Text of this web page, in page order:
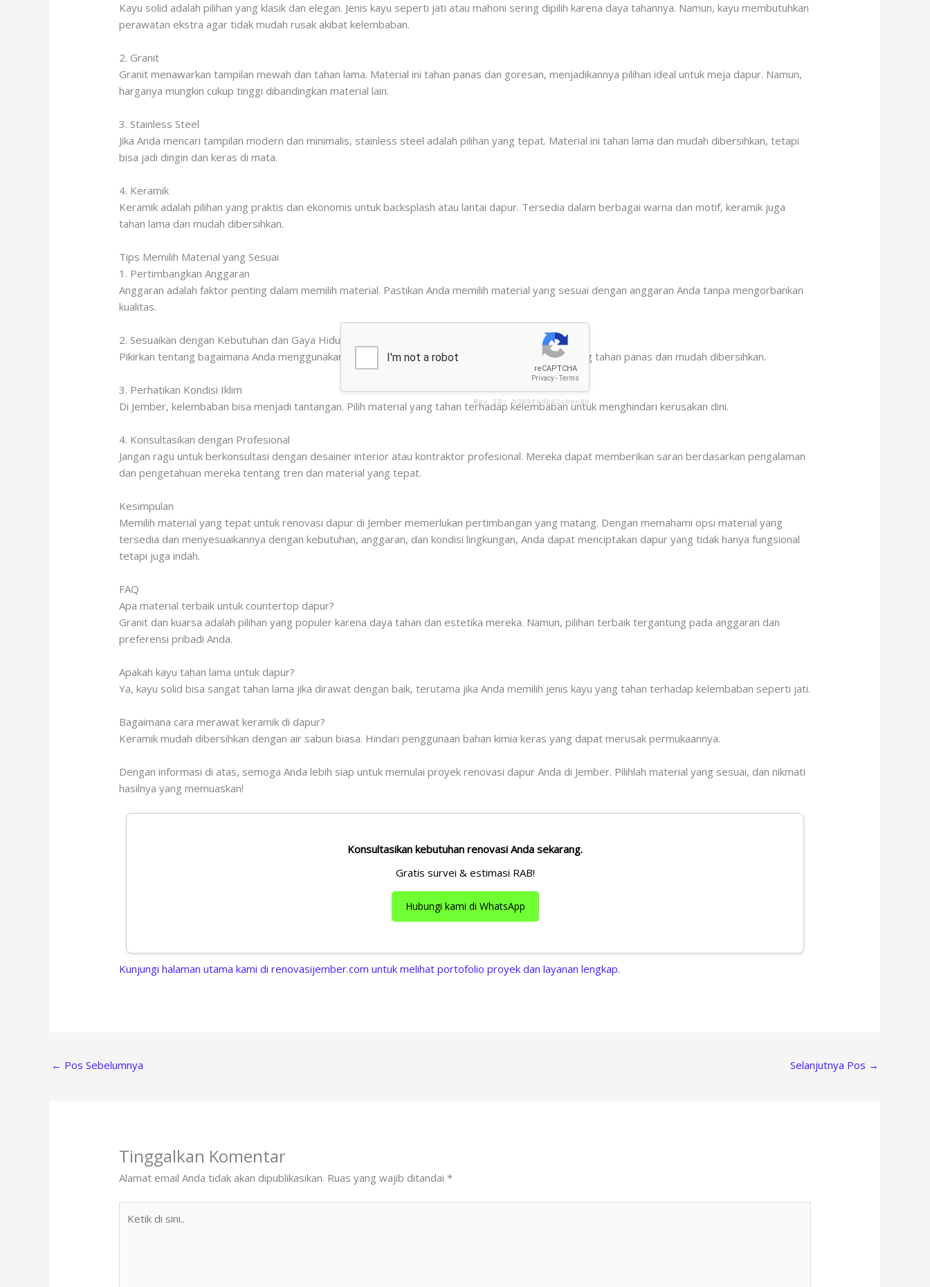
Kayu solid adalah pilihan yang klasik dan elegan. Jenis kayu seperti jati atau mahoni sering dipilih karena daya tahannya. Namun, kayu membutuhkan
perawatan ekstra agar tidak mudah rusak akibat kelembaban.
2. Granit
Granit menawarkan tampilan mewah dan tahan lama. Material ini tahan panas dan goresan, menjadikannya pilihan ideal untuk meja dapur. Namun,
harganya mungkin cukup tinggi dibandingkan material lain.
3. Stainless Steel
Jika Anda mencari tampilan modern dan minimalis, stainless steel adalah pilihan yang tepat. Material ini tahan lama dan mudah dibersihkan, tetapi
bisa jadi dingin dan keras di mata.
4. Keramik
Keramik adalah pilihan yang praktis dan ekonomis untuk backsplash atau lantai dapur. Tersedia dalam berbagai warna dan motif, keramik juga
tahan lama dan mudah dibersihkan.
Tips Memilih Material yang Sesuai
1. Pertimbangkan Anggaran
Anggaran adalah faktor penting dalam memilih material. Pastikan Anda memilih material yang sesuai dengan anggaran Anda tanpa mengorbankan
kualitas.
2. Sesuaikan dengan Kebutuhan dan Gaya Hidup
Pikirkan tentang bagaimana Anda menggunakan dapur. Jika Anda sering memasak, pilih material yang tahan panas dan mudah dibersihkan.
3. Perhatikan Kondisi Iklim
Di Jember, kelembaban bisa menjadi tantangan. Pilih material yang tahan terhadap kelembaban untuk menghindari kerusakan dini.
4. Konsultasikan dengan Profesional
Jangan ragu untuk berkonsultasi dengan desainer interior atau kontraktor profesional. Mereka dapat memberikan saran berdasarkan pengalaman
dan pengetahuan mereka tentang tren dan material yang tepat.
Kesimpulan
Memilih material yang tepat untuk renovasi dapur di Jember memerlukan pertimbangan yang matang. Dengan memahami opsi material yang
tersedia dan menyesuaikannya dengan kebutuhan, anggaran, dan kondisi lingkungan, Anda dapat menciptakan dapur yang tidak hanya fungsional
tetapi juga indah.
FAQ
Apa material terbaik untuk countertop dapur?
Granit dan kuarsa adalah pilihan yang populer karena daya tahan dan estetika mereka. Namun, pilihan terbaik tergantung pada anggaran dan
preferensi pribadi Anda.
Apakah kayu tahan lama untuk dapur?
Ya, kayu solid bisa sangat tahan lama jika dirawat dengan baik, terutama jika Anda memilih jenis kayu yang tahan terhadap kelembaban seperti jati.
Bagaimana cara merawat keramik di dapur?
Keramik mudah dibersihkan dengan air sabun biasa. Hindari penggunaan bahan kimia keras yang dapat merusak permukaannya.
Dengan informasi di atas, semoga Anda lebih siap untuk memulai proyek renovasi dapur Anda di Jember. Pilihlah material yang sesuai, dan nikmati
hasilnya yang memuaskan!
Konsultasikan kebutuhan renovasi Anda sekarang.
Gratis survei & estimasi RAB!
Hubungi kami di WhatsApp
Kunjungi halaman utama kami di renovasijember.com untuk melihat portofolio proyek dan layanan lengkap.
← Pos Sebelumnya Selanjutnya Pos →
Tinggalkan Komentar
Alamat email Anda tidak akan dipublikasikan. Ruas yang wajib ditandai*